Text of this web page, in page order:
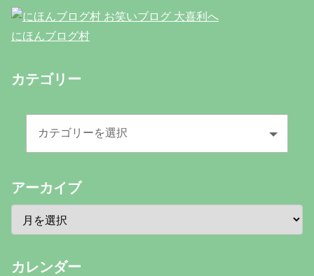
にほんブログ村
カテゴリー
アーカイブ
カレンダー